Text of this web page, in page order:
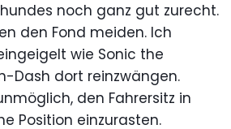
noch ganz gut zurecht.
den Fond meiden. Ich
wie Sonic the
Dash dort reinzwängen.
den Fahrersitz in
Position einzurasten.